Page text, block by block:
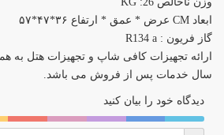
ابعاد CM عرض * عمق * ارتفاع ۳۶*۴۷*۵۷
گاز فریون : R134 a
ارائه تجهیزات کافی شاپ و تجهیزات هتل به
سال خدمات پس از فروش می باشد.
دیدگاه خود را بیان کنید